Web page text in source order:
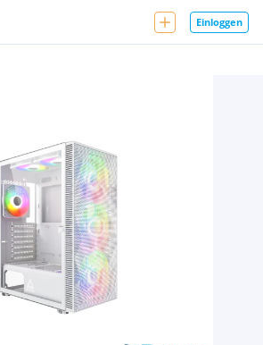
Einloggen